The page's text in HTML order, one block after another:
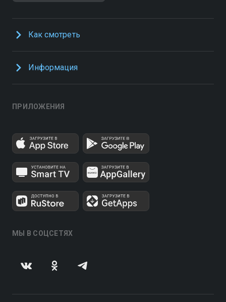
Как смотреть
Информация
ПРИЛОЖЕНИЯ
МЫ В СОЦСЕТЯХ